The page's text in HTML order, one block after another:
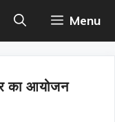
Menu
का आयोजन